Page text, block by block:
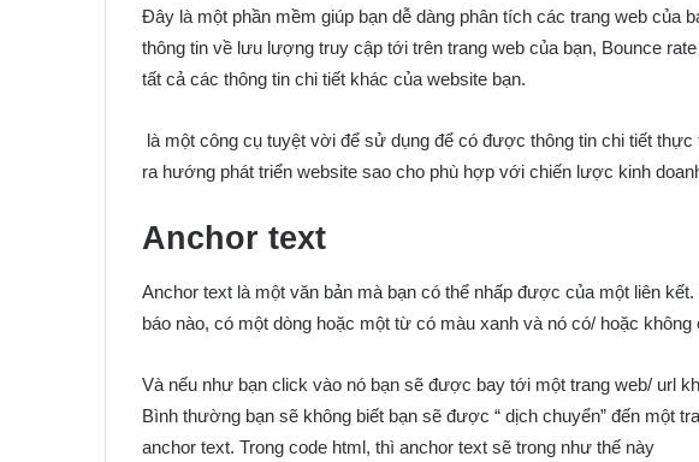
Đây là một phần mềm giúp bạn dễ dàng phân tích các trang web của
thông tin về lưu lượng truy cập tới trên trang web của bạn, Bounce
tất cả các thông tin chi tiết khác của website bạn.
là một công cụ tuyệt vời để sử dụng để có được thông tin chi tiết
ra hướng phát triển website sao cho phù hợp với chiến lược kinh
Anchor text
Anchor text là một văn bản mà bạn có thể nhấp được của một liên
báo nào, có một dòng hoặc một từ có màu xanh và nó có/ hoặc
Và nếu như bạn click vào nó bạn sẽ được bay tới một trang web/ url
Bình thường bạn sẽ không biết bạn sẽ được “ dịch chuyển” đến một
anchor text. Trong code html, thì anchor text sẽ trong như thế này